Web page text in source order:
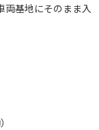
両基地にそのまま入